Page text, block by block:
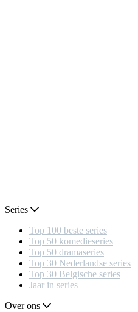
Series
Top 100 beste series
Top 50 komedieseries
Top 50 dramaseries
Top 30 Nederlandse series
Top 30 Belgische series
Jaar in series
Over ons